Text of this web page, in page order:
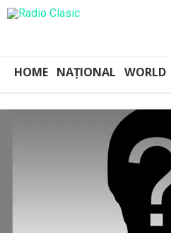
HOME NAȚIONAL WORLD